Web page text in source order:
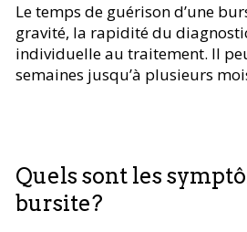
Le temps de guérison d’une
gravité, la rapidité du
individuelle au traitement. Il
semaines jusqu’à plusieurs
Quels sont les
bursite?